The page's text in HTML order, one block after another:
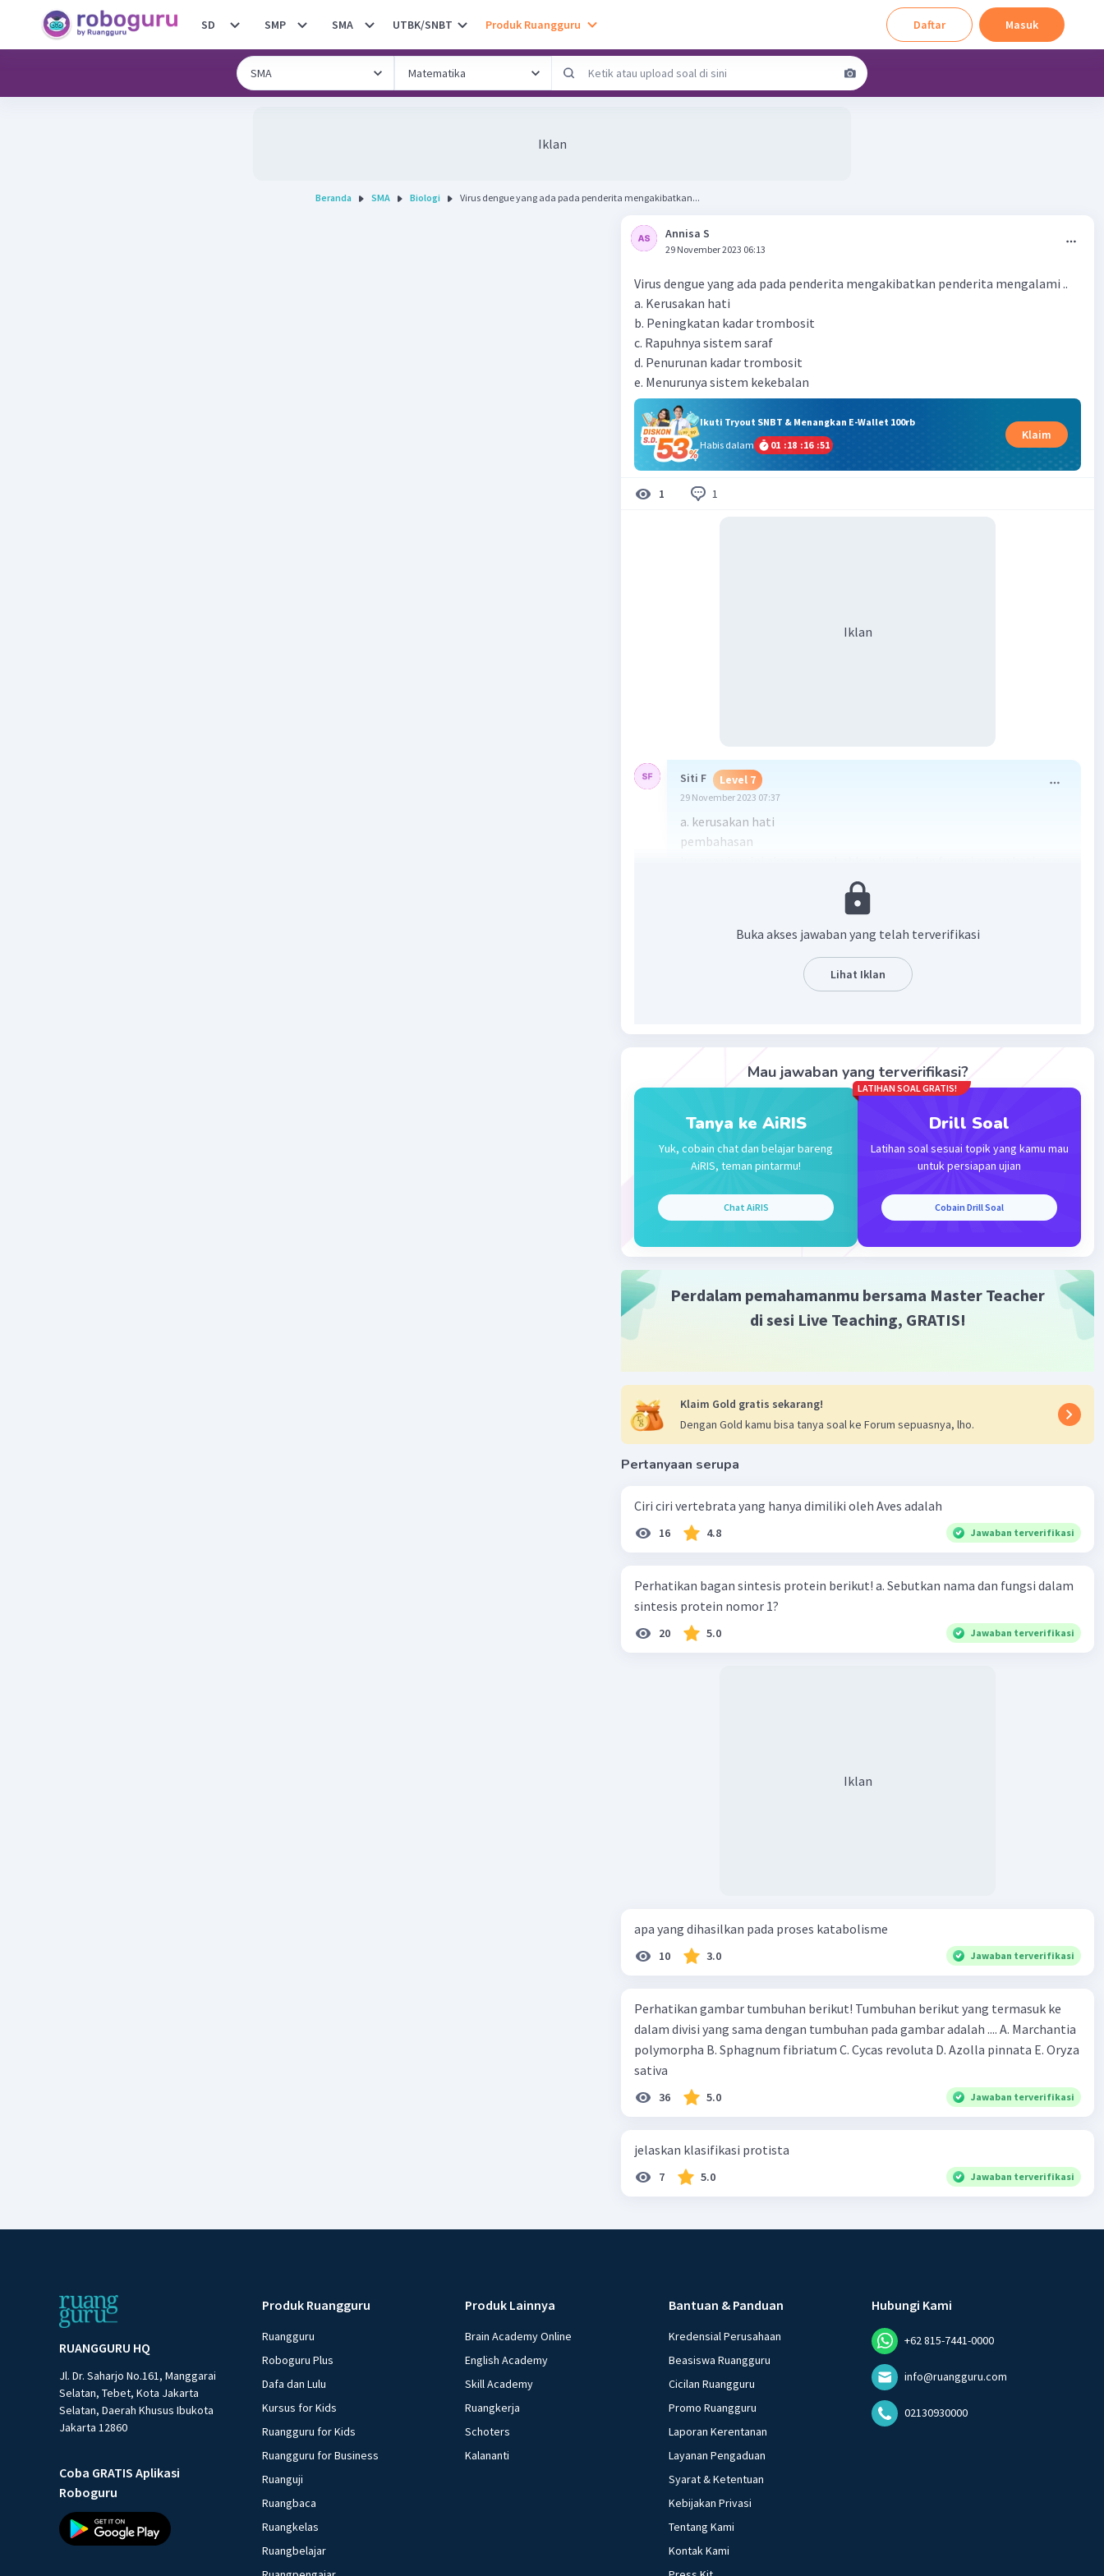
SD SMP SMA UTBK/SNBT Produk Ruangguru Daftar Masuk
Iklan
Beranda SMA Biologi Virus dengue yang ada pada penderita mengakibatkan...
Annisa S
29 November 2023 06:13
Virus dengue yang ada pada penderita mengakibatkan penderita mengalami ..
a. Kerusakan hati
b. Peningkatan kadar trombosit
c. Rapuhnya sistem saraf
d. Penurunan kadar trombosit
e. Menurunya sistem kekebalan
Ikuti Tryout SNBT & Menangkan E-Wallet 100rb
Habis dalam
01 :18 :16 :51
Klaim
1 1
Iklan
Siti F Level 7
29 November 2023 07:37
a. kerusakan hati
pembahasan
Buka akses jawaban yang telah terverifikasi
Lihat Iklan
Mau jawaban yang terverifikasi?
Tanya ke AiRIS
Yuk, cobain chat dan belajar bareng
AiRIS, teman pintarmu!
Chat AiRIS
LATIHAN SOAL GRATIS!
Drill Soal
Latihan soal sesuai topik yang kamu mau
untuk persiapan ujian
Cobain Drill Soal
Perdalam pemahamanmu bersama Master Teacher
di sesi Live Teaching, GRATIS!
Klaim Gold gratis sekarang!
Dengan Gold kamu bisa tanya soal ke Forum sepuasnya, lho.
Pertanyaan serupa
Ciri ciri vertebrata yang hanya dimiliki oleh Aves adalah
16 4.8 Jawaban terverifikasi
Perhatikan bagan sintesis protein berikut! a. Sebutkan nama dan fungsi dalam
sintesis protein nomor 1?
20 5.0 Jawaban terverifikasi
Iklan
apa yang dihasilkan pada proses katabolisme
10 3.0 Jawaban terverifikasi
Perhatikan gambar tumbuhan berikut! Tumbuhan berikut yang termasuk ke
dalam divisi yang sama dengan tumbuhan pada gambar adalah .... A. Marchantia
polymorpha B. Sphagnum fibriatum C. Cycas revoluta D. Azolla pinnata E. Oryza
sativa
36 5.0 Jawaban terverifikasi
jelaskan klasifikasi protista
7 5.0 Jawaban terverifikasi
RUANGGURU HQ
Jl. Dr. Saharjo No.161, Manggarai
Selatan, Tebet, Kota Jakarta
Selatan, Daerah Khusus Ibukota
Jakarta 12860
Coba GRATIS Aplikasi
Roboguru
Produk Ruangguru
Ruangguru
Roboguru Plus
Dafa dan Lulu
Kursus for Kids
Ruangguru for Kids
Ruangguru for Business
Ruanguji
Ruangbaca
Ruangkelas
Ruangbelajar
Produk Lainnya
Brain Academy Online
English Academy
Skill Academy
Ruangkerja
Schoters
Kalananti
Bantuan & Panduan
Kredensial Perusahaan
Beasiswa Ruangguru
Cicilan Ruangguru
Promo Ruangguru
Laporan Kerentanan
Layanan Pengaduan
Syarat & Ketentuan
Kebijakan Privasi
Tentang Kami
Kontak Kami
Hubungi Kami
+62 815-7441-0000
info@ruangguru.com
02130930000